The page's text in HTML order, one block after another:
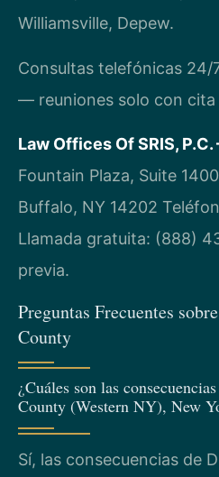
Williamsville, Depew.
Consultas telefónicas
— reuniones solo con cita
Law Offices Of SRIS,
Fountain Plaza, Suite
Buffalo, NY 14202
Llamada gratuita: (888)
previa.
Preguntas Frecuentes
County
¿Cuáles son las
County (Western NY), New
Sí, las consecuencias de